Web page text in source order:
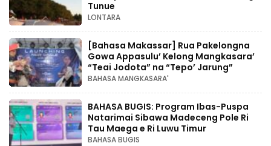
Tunue
LONTARA
[Bahasa Makassar] Rua Pakelongna
Gowa Appasulu’ Kelong Mangkasara’
“Teai Jodota” na “Tepo’ Jarung”
BAHASA MANGKASARA'
BAHASA BUGIS: Program Ibas-Puspa
Natarimai Sibawa Madeceng Pole Ri
Tau Maega e Ri Luwu Timur
BAHASA BUGIS